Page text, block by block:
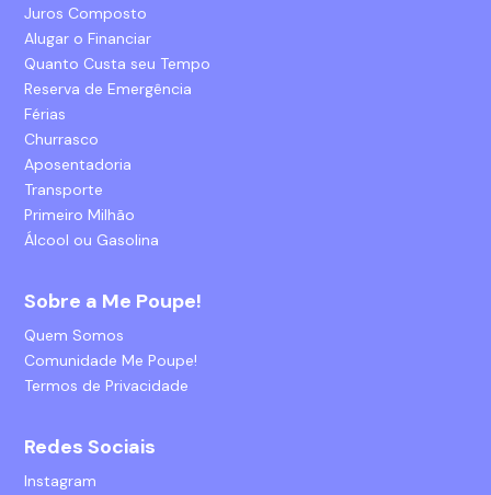
Juros Composto
Alugar o Financiar
Quanto Custa seu Tempo
Reserva de Emergência
Férias
Churrasco
Aposentadoria
Transporte
Primeiro Milhão
Álcool ou Gasolina
Sobre a Me Poupe!
Quem Somos
Comunidade Me Poupe!
Termos de Privacidade
Redes Sociais
Instagram